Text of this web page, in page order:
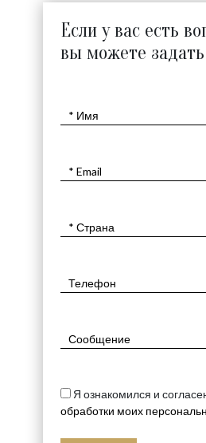
Если у вас есть
вы можете
Я ознакомился и
обработки моих